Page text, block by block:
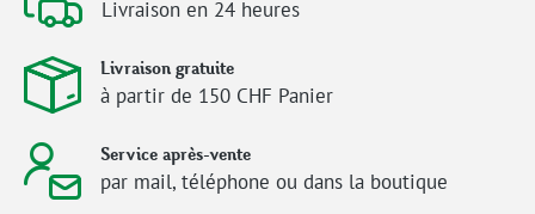
Livraison en 24 heures
Livraison gratuite
à partir de 150 CHF Panier
Service après-vente
par mail, téléphone ou dans la boutique